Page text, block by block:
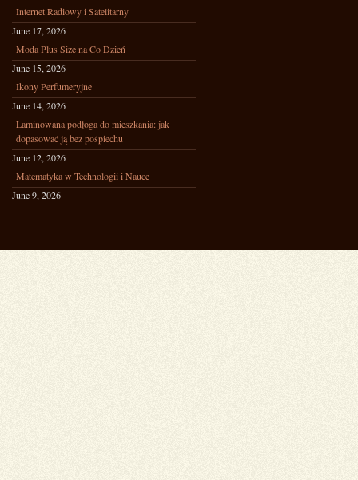
Internet Radiowy i Satelitarny
June 17, 2026
Moda Plus Size na Co Dzień
June 15, 2026
Ikony Perfumeryjne
June 14, 2026
Laminowana podłoga do mieszkania: jak
dopasować ją bez pośpiechu
June 12, 2026
Matematyka w Technologii i Nauce
June 9, 2026